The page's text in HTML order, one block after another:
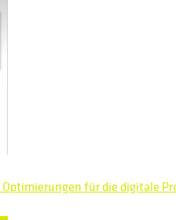
für die digitale